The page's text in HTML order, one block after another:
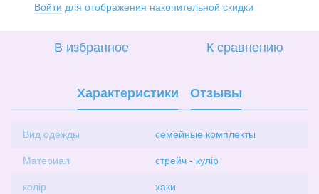
Войти для отображения накопительной скидки
В избранное К сравнению
Характеристики Отзывы
Вид одежды семейные комплекты
Материал стрейч - кулір
колір хаки